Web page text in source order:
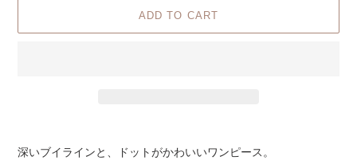
ADD TO CART
product
to
深いブイラインと、ドットがかわいいワンピース。